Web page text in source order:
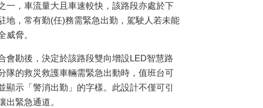
一，車流量大且車速較快，該路段亦處於下
地，常有勤(任)務需緊急出勤，駕駛人若未能
威脅。
會勘後，決定於該路段雙向增設LED智慧路
隊的救災救護車輛需緊急出動時，值班台可
示「警消出勤」的字樣。此設計不僅可引
緊急通道。